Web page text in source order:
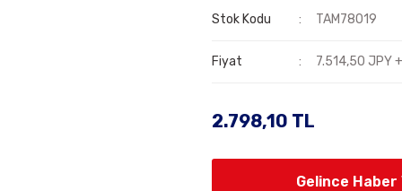
Stok Kodu TAM78019
Fiyat 7.514,50 JPY
2.798,10 TL
Gelince Haber